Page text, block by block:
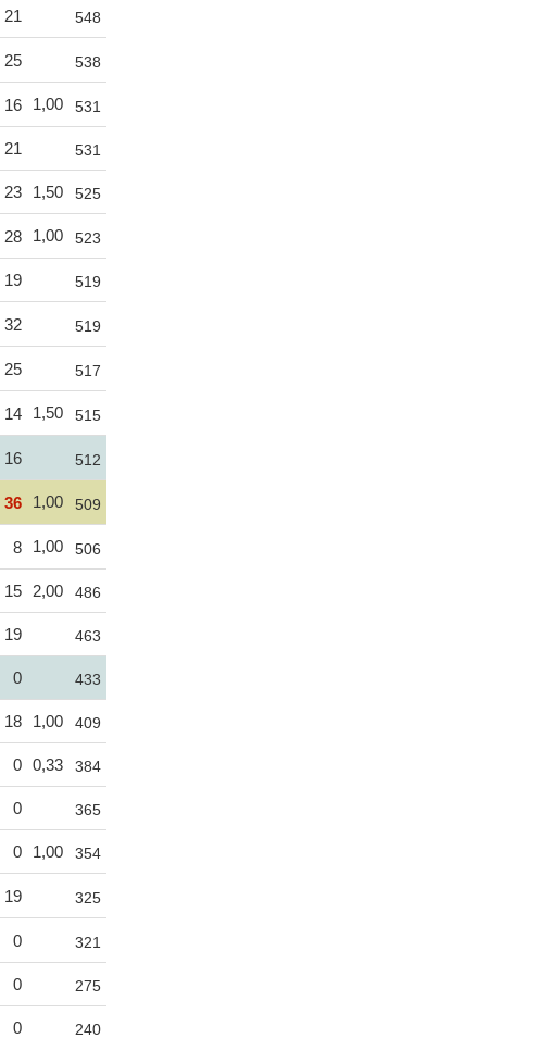
21 548
25 538
16 1,00 531
21 531
23 1,50 525
28 1,00 523
19 519
32 519
25 517
14 1,50 515
16 512
36 1,00 509
8 1,00 506
15 2,00 486
19 463
0 433
18 1,00 409
0 0,33 384
0 365
0 1,00 354
19 325
0 321
0 275
0 240